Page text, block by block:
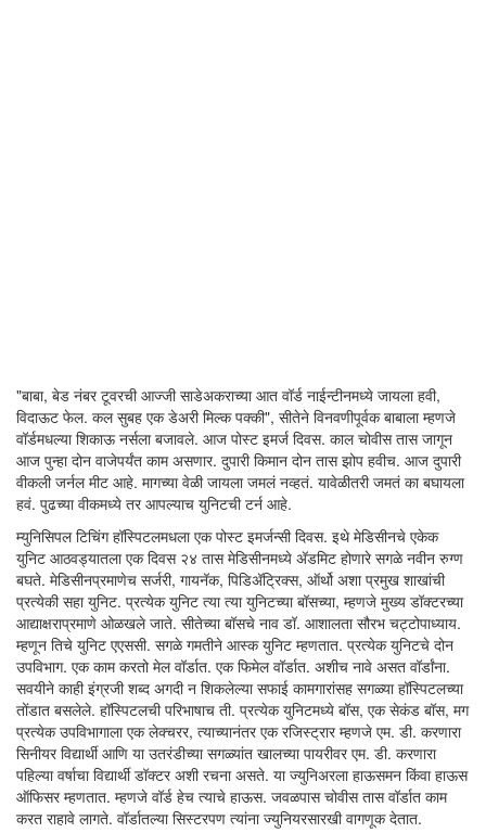
"बाबा, बेड नंबर टूवरची आज्जी साडेअकराच्या आत वॉर्ड नाईन्टीनमध्ये जायला हवी,
विदाऊट फेल. कल सुबह एक डेअरी मिल्क पक्की", सीतेने विनवणीपूर्वक बाबाला म्हणजे
वॉर्डमधल्या शिकाऊ नर्सला बजावले. आज पोस्ट इमर्ज दिवस. काल चोवीस तास जागून
आज पुन्हा दोन वाजेपर्यंत काम असणार. दुपारी किमान दोन तास झोप हवीच. आज दुपारी
वीकली जर्नल मीट आहे. मागच्या वेळी जायला जमलं नव्हतं. यावेळीतरी जमतं का बघायला
हवं. पुढच्या वीकमध्ये तर आपल्याच युनिटची टर्न आहे.
म्युनिसिपल टिचिंग हॉस्पिटलमधला एक पोस्ट इमर्जन्सी दिवस. इथे मेडिसीनचे एकेक
युनिट आठवड्यातला एक दिवस २४ तास मेडिसीनमध्ये अ‍ॅडमिट होणारे सगळे नवीन रुग्ण
बघते. मेडिसीनप्रमाणेच सर्जरी, गायनॅक, पिडिअ‍ॅट्रिक्स, ऑर्थो अशा प्रमुख शाखांची
प्रत्येकी सहा युनिट. प्रत्येक युनिट त्या त्या युनिटच्या बॉसच्या, म्हणजे मुख्य डॉक्टरच्या
आद्याक्षराप्रमाणे ओळखले जाते. सीतेच्या बॉसचे नाव डॉ. आशालता सौरभ चट्टोपाध्याय.
म्हणून तिचे युनिट एएससी. सगळे गमतीने आस्क युनिट म्हणतात. प्रत्येक युनिटचे दोन
उपविभाग. एक काम करतो मेल वॉर्डात. एक फिमेल वॉर्डात. अशीच नावे असत वॉर्डांना.
सवयीने काही इंग्रजी शब्द अगदी न शिकलेल्या सफाई कामगारांसह सगळ्या हॉस्पिटलच्या
तोंडात बसलेले. हॉस्पिटलची परिभाषाच ती. प्रत्येक युनिटमध्ये बॉस, एक सेकंड बॉस, मग
प्रत्येक उपविभागाला एक लेक्चरर, त्याच्यानंतर एक रजिस्ट्रार म्हणजे एम. डी. करणारा
सिनीयर विद्यार्थी आणि या उतरंडीच्या सगळ्यांत खालच्या पायरीवर एम. डी. करणारा
पहिल्या वर्षाचा विद्यार्थी डॉक्टर अशी रचना असते. या ज्युनिअरला हाऊसमन किंवा हाऊस
ऑफिसर म्हणतात. म्हणजे वॉर्ड हेच त्याचे हाऊस. जवळपास चोवीस तास वॉर्डात काम
करत राहावे लागते. वॉर्डातल्या सिस्टरपण त्यांना ज्युनियरसारखी वागणूक देतात.